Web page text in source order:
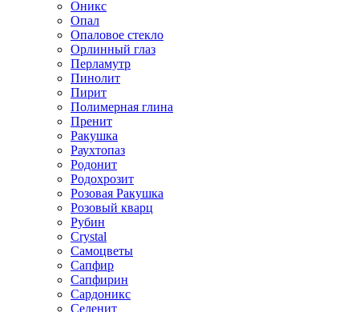
Оникс
Опал
Опаловое стекло
Орлинный глаз
Перламутр
Пинолит
Пирит
Полимерная глина
Пренит
Ракушка
Раухтопаз
Родонит
Родохрозит
Розовая Ракушка
Розовый кварц
Рубин
Сrystal
Самоцветы
Сапфир
Сапфирин
Сардоникс
Селенит